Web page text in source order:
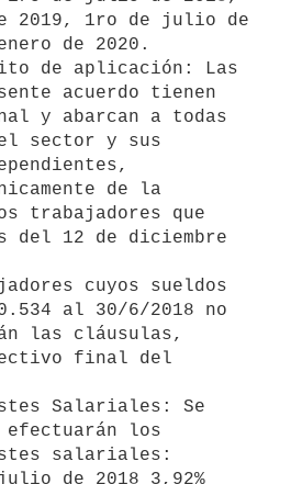
2019, 1ro de julio de
de 2020.
acuerdo tienen
y abarcan a todas
sector y sus
de la
trabajadores que
del 12 de diciembre
al 30/6/2018 no
las cláusulas,
final del
efectuarán los
salariales: